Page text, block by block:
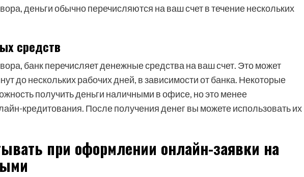
деньги обычно перечисляются на ваш счет в течение нескольких
средств
банк перечисляет денежные средства на ваш счет. Это может
до нескольких рабочих дней, в зависимости от банка. Некоторые
получить деньги наличными в офисе, но это менее
кредитования. После получения денег вы можете использовать их
при оформлении онлайн-заявки на